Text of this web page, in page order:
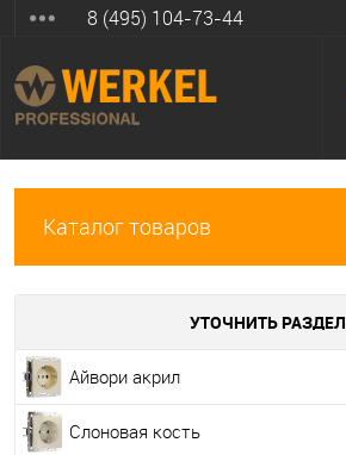
8 (495) 104-73-44
Каталог товаров
УТОЧНИТЬ РАЗДЕЛ
Айвори акрил
Слоновая кость